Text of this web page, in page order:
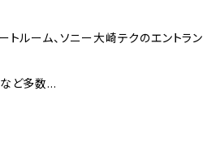
ルーム、ソニー大崎テクのエントラン
ど多数...